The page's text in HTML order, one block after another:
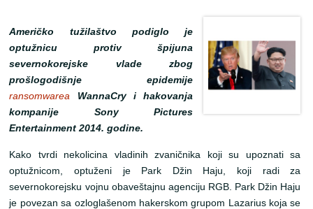
Američko tužilaštvo podiglo je
optužnicu protiv špijuna
severnokorejske vlade zbog
prošlogodišnje epidemije
ransomwarea WannaCry i hakovanja
kompanije Sony Pictures
Entertainment 2014. godine.
Kako tvrdi nekolicina vladinih zvaničnika koji su upoznati sa
optužnicom, optuženi je Park Džin Haju, koji radi za
severnokorejsku vojnu obaveštajnu agenciju RGB. Park Džin Haju
je povezan sa ozloglašenom hakerskom grupom Lazarius koja se